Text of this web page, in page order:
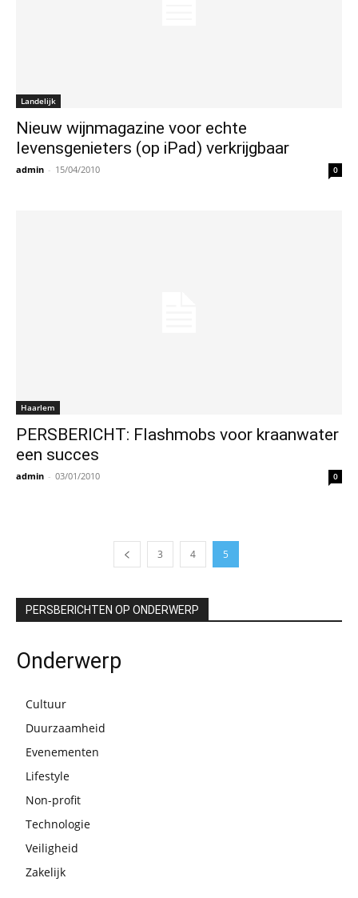
Landelijk
Nieuw wijnmagazine voor echte
levensgenieters (op iPad) verkrijgbaar
admin - 15/04/2010 0
Haarlem
PERSBERICHT: Flashmobs voor kraanwater
een succes
admin - 03/01/2010 0
3 4 5
PERSBERICHTEN OP ONDERWERP
Onderwerp
Cultuur
Duurzaamheid
Evenementen
Lifestyle
Non-profit
Technologie
Veiligheid
Zakelijk